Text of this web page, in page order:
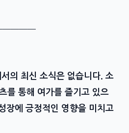
의 최신 소식은 없습니다. 소
를 통해 여가를 즐기고 있으
장에 긍정적인 영향을 미치고